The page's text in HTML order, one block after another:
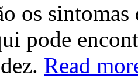
os
pode
Read